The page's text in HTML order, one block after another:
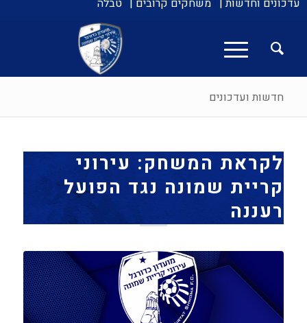
עדכונים וחדשות | משחקים קרובים | טבלה
חדשות ועדכונים
לקראת המשחק: עירוני
קריית שמונה נגד הפועל
רעננה